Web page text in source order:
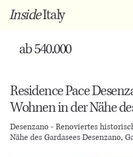
InsideItaly
Residence Pace
Wohnen in der Nähe
Desenzano - Renoviertes
Nähe des Gardasees Desenzano,
ab 540.000